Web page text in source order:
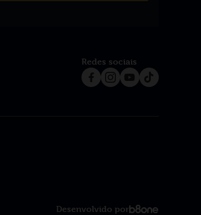
Redes sociais
Desenvolvido por